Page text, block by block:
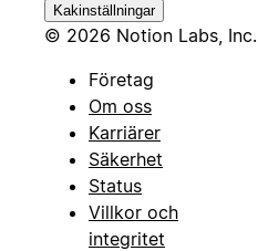
Kakinställningar
© 2026 Notion Labs, Inc.
Företag
Om oss
Karriärer
Säkerhet
Status
Villkor och
integritet